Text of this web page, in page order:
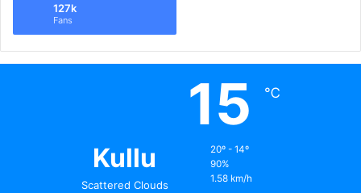
127k
Fans
Kullu
Scattered Clouds
15 ℃
20º - 14º
90%
1.58 km/h